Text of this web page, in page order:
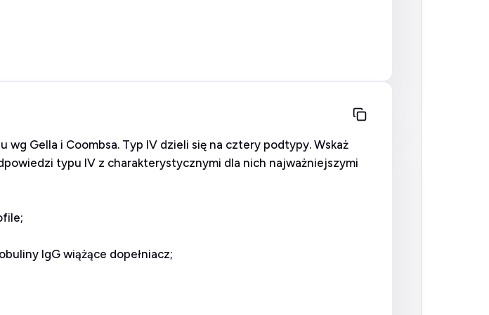
Gella i Coombsa. Typ IV dzieli się na cztery podtypy. Wskaż
typu IV z charakterystycznymi dla nich najważniejszymi
IgG wiążące dopełniacz;